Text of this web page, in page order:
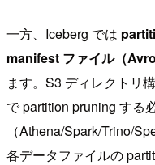
一方、Iceberg では
manifest ファイル（
ます。S3 ディレクトリ
で partition pruning する
（Athena/Spark/Trino/
各データファイルの